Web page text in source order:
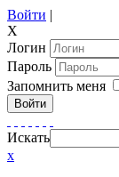
Войти |
X
Логин
Пароль
Запомнить меня
Войти
Искать
x